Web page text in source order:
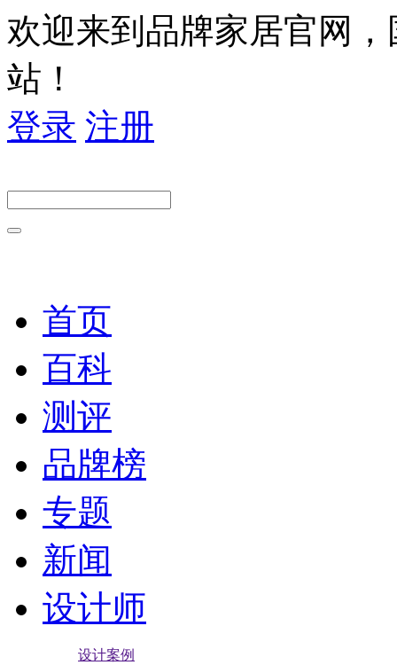
欢迎来到品牌家居官网
站！
登录 注册
首页
百科
测评
品牌榜
专题
新闻
设计师
设计案例